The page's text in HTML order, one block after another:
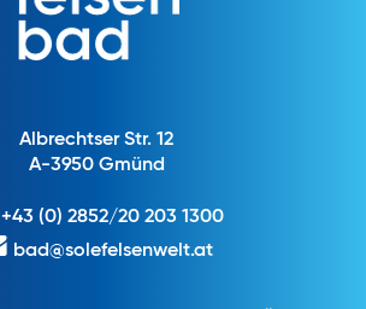
Albrechtser Str. 12
A-3950 Gmünd
+43 (0) 2852/20 203 1300
bad@solefelsenwelt.at